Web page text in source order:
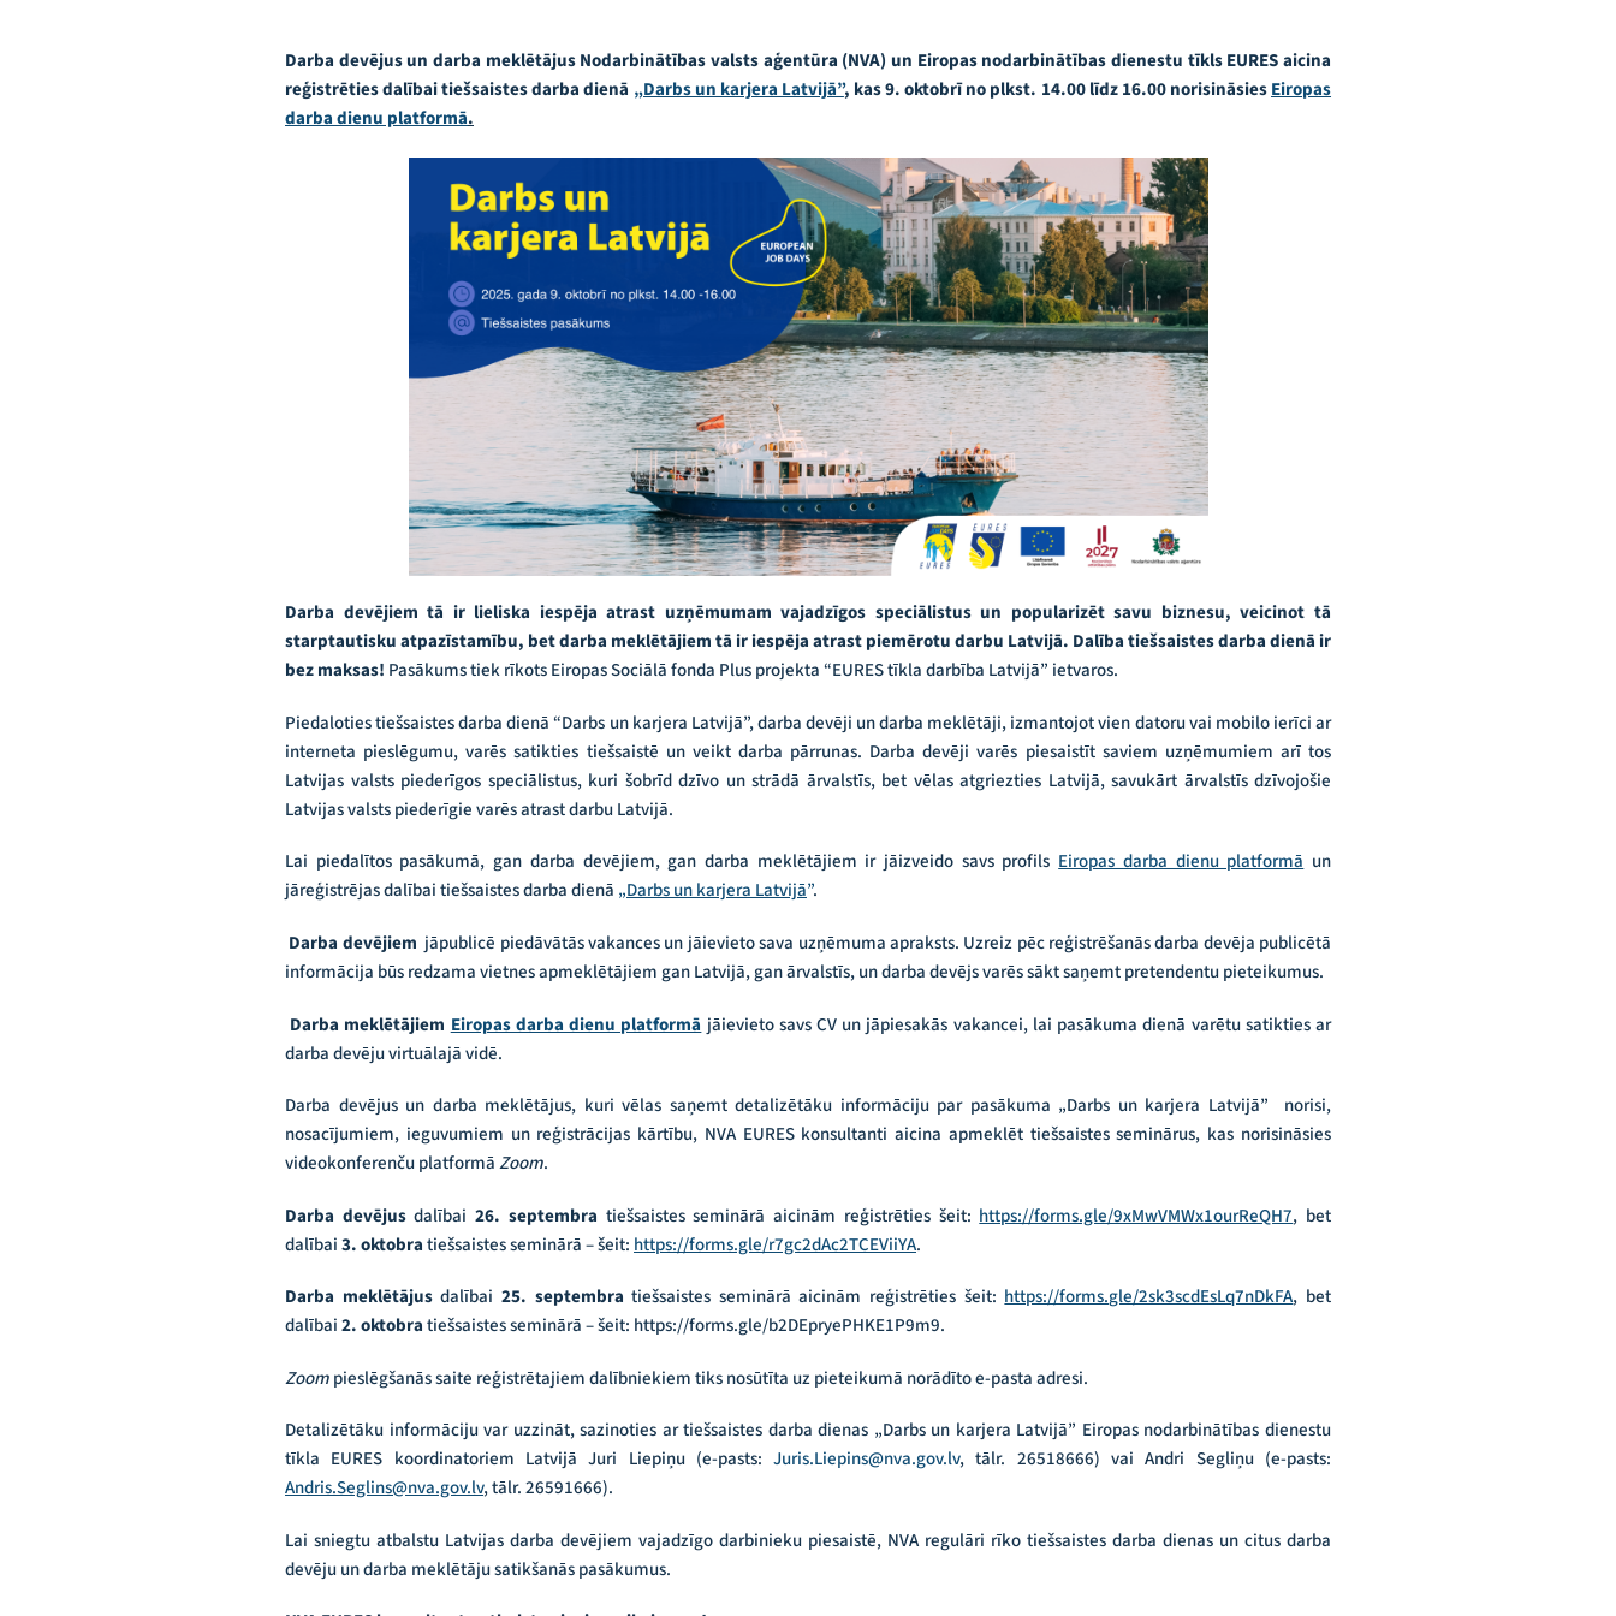
Darba devējus un darba meklētājus Nodarbinātības valsts aģentūra (NVA) un Eiropas nodarbinātības dienestu tīkls EURES aicina
reģistrēties dalībai tiešsaistes darba dienā „Darbs un karjera Latvijā”, kas 9. oktobrī no plkst. 14.00 līdz 16.00 norisināsiesEiropas
darba dienu platformā.
Darba devējiem tā ir lieliska iespēja atrast uzņēmumam vajadzīgos speciālistus un popularizēt savu biznesu, veicinot tā
starptautisku atpazīstamību, bet darba meklētājiem tā ir iespēja atrast piemērotu darbu Latvijā. Dalība tiešsaistes darba dienā ir
bez maksas! Pasākums tiek rīkots Eiropas Sociālā fonda Plus projekta “EURES tīkla darbība Latvijā” ietvaros.
Piedaloties tiešsaistes darba dienā “Darbs un karjera Latvijā”, darba devēji un darba meklētāji, izmantojot vien datoru vai mobilo ierīci ar
interneta pieslēgumu, varēs satikties tiešsaistē un veikt darba pārrunas. Darba devēji varēs piesaistīt saviem uzņēmumiem arī tos
Latvijas valsts piederīgos speciālistus, kuri šobrīd dzīvo un strādā ārvalstīs, bet vēlas atgriezties Latvijā, savukārt ārvalstīs dzīvojošie
Latvijas valsts piederīgie varēs atrast darbu Latvijā.
Lai piedalītos pasākumā, gan darba devējiem, gan darba meklētājiem ir jāizveido savs profilsEiropas darba dienu platformāun
jāreģistrējas dalībai tiešsaistes darba dienā „Darbs un karjera Latvijā”.
Darba devējiem jāpublicē piedāvātās vakances un jāievieto sava uzņēmuma apraksts. Uzreiz pēc reģistrēšanās darba devēja publicētā
informācija būs redzama vietnes apmeklētājiem gan Latvijā, gan ārvalstīs, un darba devējs varēs sākt saņemt pretendentu pieteikumus.
Darba meklētājiem Eiropas darba dienu platformā jāievieto savs CV un jāpiesakās vakancei, lai pasākuma dienā varētu satikties ar
darba devēju virtuālajā vidē.
Darba devējus un darba meklētājus, kuri vēlas saņemt detalizētāku informāciju par pasākuma „Darbs un karjera Latvijā” norisi,
nosacījumiem, ieguvumiem un reģistrācijas kārtību, NVA EURES konsultanti aicina apmeklēt tiešsaistes seminārus, kas norisināsies
videokonferenču platformāZoom.
Darba devējusdalībai26. septembra tiešsaistes seminārā aicinām reģistrēties šeit: https://forms.gle/9xMwVMWx1ourReQH7, bet
dalībai3. oktobratiešsaistes seminārā – šeit: https://forms.gle/r7gc2dAc2TCEViiYA.
Darba meklētājusdalībai 25. septembra tiešsaistes seminārā aicinām reģistrēties šeit: https://forms.gle/2sk3scdEsLq7nDkFA, bet
dalībai2. oktobratiešsaistes seminārā – šeit: https://forms.gle/b2DEpryePHKE1P9m9.
Zoompieslēgšanās saite reģistrētajiem dalībniekiem tiks nosūtīta uz pieteikumā norādīto e-pasta adresi.
Detalizētāku informāciju var uzzināt, sazinoties ar tiešsaistes darba dienas „Darbs un karjera Latvijā” Eiropas nodarbinātības dienestu
tīkla EURES koordinatoriem Latvijā Juri Liepiņu (e-pasts:Juris.Liepins@nva.gov.lv, tālr. 26518666) vai Andri Segliņu (e-pasts:
Andris.Seglins@nva.gov.lv, tālr. 26591666).
Lai sniegtu atbalstu Latvijas darba devējiem vajadzīgo darbinieku piesaistē, NVA regulāri rīko tiešsaistes darba dienas un citus darba
devēju un darba meklētāju satikšanās pasākumus.